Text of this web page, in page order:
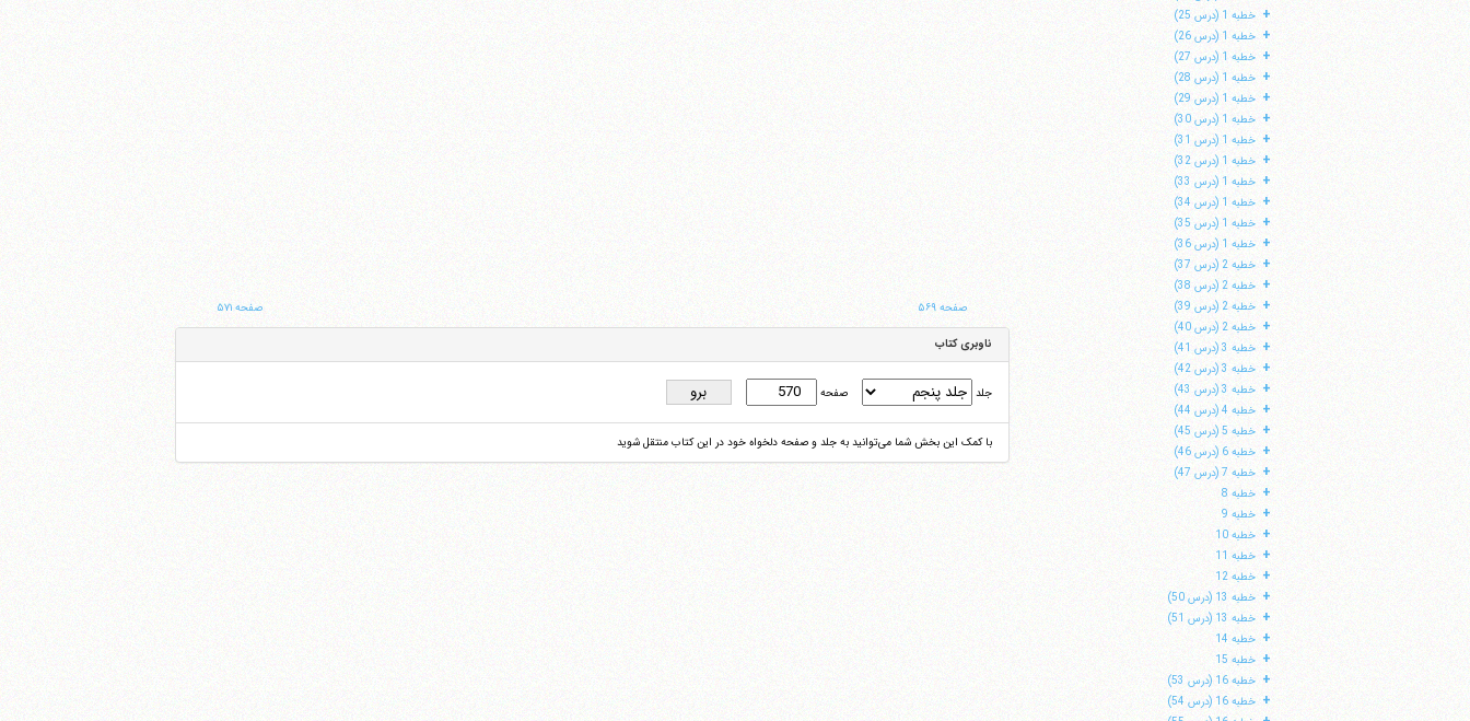
+ خطبه 1 (درس 25)
+ خطبه 1 (درس 26)
+ خطبه 1 (درس 27)
+ خطبه 1 (درس 28)
+ خطبه 1 (درس 29)
+ خطبه 1 (درس 30)
+ خطبه 1 (درس 31)
+ خطبه 1 (درس 32)
+ خطبه 1 (درس 33)
+ خطبه 1 (درس 34)
+ خطبه 1 (درس 35)
+ خطبه 1 (درس 36)
+ خطبه 2 (درس 37)
+ خطبه 2 (درس 38)
+ خطبه 2 (درس 39)
+ خطبه 2 (درس 40)
+ خطبه 3 (درس 41)
+ خطبه 3 (درس 42)
+ خطبه 3 (درس 43)
+ خطبه 4 (درس 44)
+ خطبه 5 (درس 45)
+ خطبه 6 (درس 46)
+ خطبه 7 (درس 47)
+ خطبه 8
+ خطبه 9
+ خطبه 10
+ خطبه 11
+ خطبه 12
+ خطبه 13 (درس 50)
+ خطبه 13 (درس 51)
+ خطبه 14
+ خطبه 15
+ خطبه 16 (درس 53)
+ خطبه 16 (درس 54)
صفحه ۵۶۹ صفحه ۵۷۱
ناوبری کتاب
جلد صفحه
با کمک این بخش شما می‌توانید به جلد و صفحه دلخواه خود در این کتاب منتقل شوید